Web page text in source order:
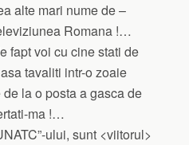
alte mari nume de –
Romana !…
fapt voi cu cine stati de
tavaliti intr-o zoaie
la o posta a gasca de
ma !…
ului, sunt <viitorul>